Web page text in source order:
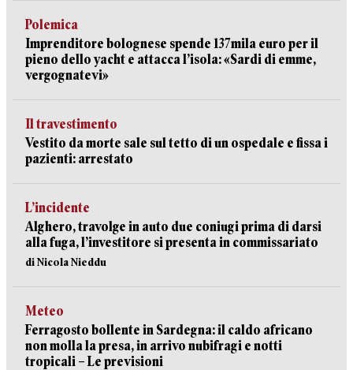
Polemica
Imprenditore bolognese spende 137mila euro per il
pieno dello yacht e attacca l’isola: «Sardi di emme,
vergognatevi»
Il travestimento
Vestito da morte sale sul tetto di un ospedale e fissa i
pazienti: arrestato
L’incidente
Alghero, travolge in auto due coniugi prima di darsi
alla fuga, l’investitore si presenta in commissariato
di Nicola Nieddu
Meteo
Ferragosto bollente in Sardegna: il caldo africano
non molla la presa, in arrivo nubifragi e notti
tropicali – Le previsioni